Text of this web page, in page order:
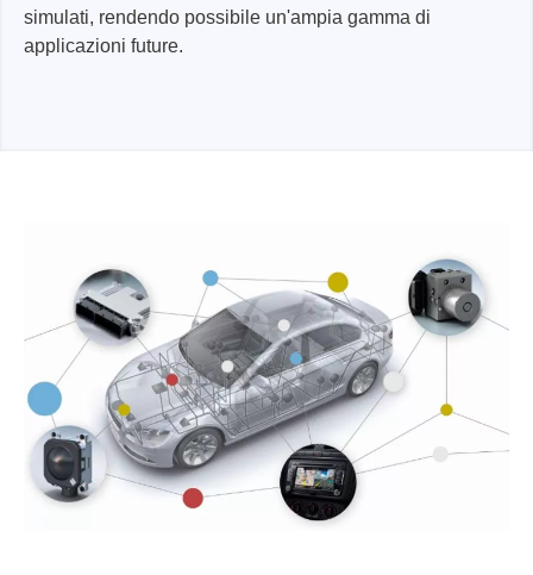
simulati, rendendo possibile un'ampia gamma di
applicazioni future.